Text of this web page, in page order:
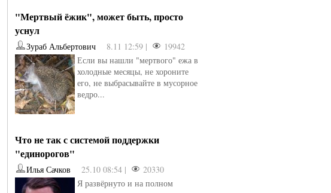
"Мертвый ёжик", может быть, просто
уснул
Зураб Альбертович 8.11 12:59 |
19942
Если вы нашли "мертвого" ежа в
холодные месяцы, не хороните
его, не выбрасывайте в мусорное
ведро...
Что не так с системой поддержки
"единорогов"
Илья Сачков 25.10 08:54 |
20330
Я развёрнуто и на полном